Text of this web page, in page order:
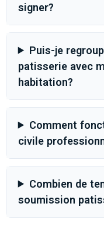
signer?
Puis-je
patisserie avec
habitation?
Comment
civile
Combien de
soumission